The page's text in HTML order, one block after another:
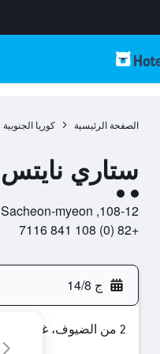
الصفحة الرئيسية كوريا الجنوبية
ستاري نايتس
تقييم فئة 2
108-12, Bangdongan-gil Sacheon-myeon, , كانغنونغ, مقاطعة غانغوون-دو, كوريا الجنوبية
+82 (0) 108 841 7116
ج 14/8
2 من الضيوف، غرفة واحدة